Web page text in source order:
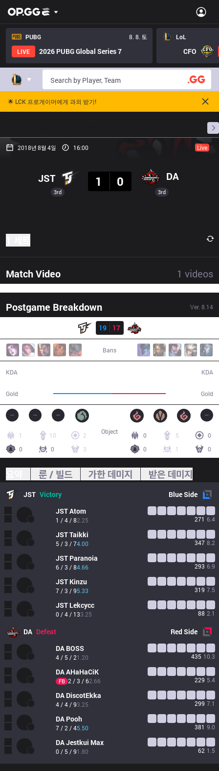
PUBG
8. 8. 토
LIVE
2026 PUBG Global Series 7
LoL
CFO
🌟 LCK 프로게이머에게 과외 받기!
프로빌
2018년 8월 4일 16:00 Live
3rd
JST
1
0 DA
3rd
Match Video 1 videos
Postgame Breakdown Ver. 8.14
19
17
Bans
KDA
Gold Gold
KDA
1 10
2
0
0 3
0 5
0
0
1 0
Object
룬 / 빌드 가한 데미지 받은 데미지
JST Victory BlueSide
JSTAtom
1 / 4 / 82.25 271 6.4
JSTTaikki
5 / 3 / 74.00 347 8.2
JST Paranoia
6 / 3 / 84.66 293 6.9
JST Kinzu
7 / 3 / 95.33 319 7.5
JST Lekcycc
0 / 4 / 133.25 88 2.1
DA Defeat RedSide
DA BOSS
4 / 5 / 21.20 435 10.3
DAAHaHaCiK
FB 2 / 3 / 62.66 229 5.4
DA DiscotEkka
4 / 4 / 93.25 299 7.1
DA Pooh
7 / 2 / 45.50 381 9.0
DAJestkui Max
0 / 5 / 91.80 62 1.5